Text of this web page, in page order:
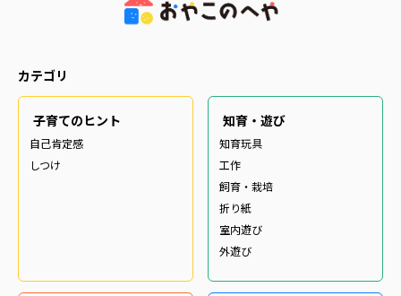
カテゴリ
子育てのヒント
自己肯定感
しつけ
知育・遊び
知育玩具
工作
飼育・栽培
折り紙
室内遊び
外遊び